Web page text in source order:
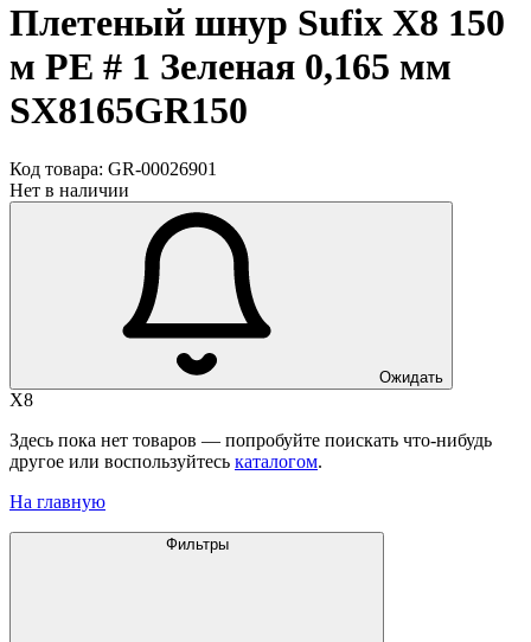
Плетеный шнур Sufix X8 150
м PE # 1 Зеленая 0,165 мм
SX8165GR150
Код товара: GR-00026901
Нет в наличии
Ожидать
X8
Здесь пока нет товаров — попробуйте поискать что-нибудь
другое или воспользуйтесь каталогом.
На главную
Фильтры